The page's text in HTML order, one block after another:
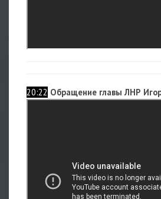
20:22 Обращение главы ЛНР